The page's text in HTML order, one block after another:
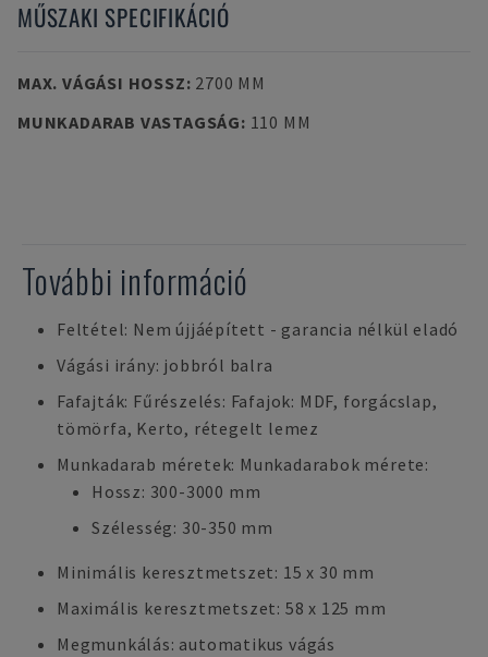
MŰSZAKI SPECIFIKÁCIÓ
MAX. VÁGÁSI HOSSZ: 2700 MM
MUNKADARAB VASTAGSÁG: 110 MM
További információ
Feltétel: Nem újjáépített - garancia nélkül eladó
Vágási irány: jobbról balra
Fafajták: Fűrészelés: Fafajok: MDF, forgácslap,
tömörfa, Kerto, rétegelt lemez
Munkadarab méretek: Munkadarabok mérete:
Hossz: 300-3000 mm
Szélesség: 30-350 mm
Minimális keresztmetszet: 15 x 30 mm
Maximális keresztmetszet: 58 x 125 mm
Megmunkálás: automatikus vágás